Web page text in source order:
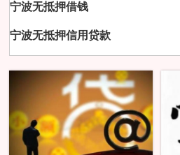
宁波无抵押借钱
宁波无抵押信用贷款